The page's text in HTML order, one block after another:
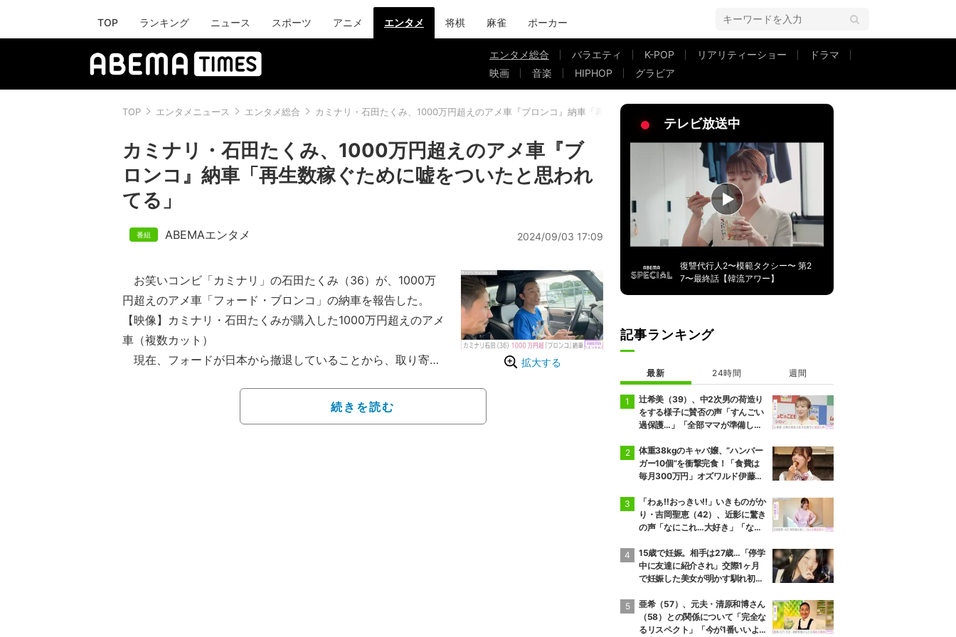
TOP ランキング ニュース スポーツ アニメ エンタメ 将棋 麻雀 ポーカー
エンタメ総合 バラエティ K-POP リアリティーショー
ドラマ
映画
音楽 HIPHOP グラビア
TOP エンタメニュース エンタメ総合 カミナリ・石田たくみ、1000万円超えのアメ車『ブロンコ』納車「再生数稼ぐために嘘をついたと思われてる」
カミナリ・石田たくみ、1000万円超えのアメ車『ブ
ロンコ』納車「再生数稼ぐために嘘をついたと思われ
てる」
ABEMAエンタメ 2024/09/03 17:09
拡大する
お笑いコンビ「カミナリ」の石田たくみ（36）が、1000万
円超えのアメ車「フォード・ブロンコ」の納車を報告した。
【映像】カミナリ・石田たくみが購入した1000万円超えのアメ
車（複数カット）
現在、フォードが日本から撤退していることから、取り寄せ
のYouTubeチャンネルに公開した動画で、取り寄せ販売してい
るお店に行き、約1000万円するブロンコを即決購入していた。
続きを読む
テレビ放送中
復讐代行人2〜模範タクシー〜 第2
7〜最終話【韓流アワー】
記事ランキング
最新 24時間 週間
辻希美（39）、中2次男の荷造り
をする様子に賛否の声「すんごい
過保護…」「全部ママが準備して
体重38kgのキャバ嬢、“ハンバー
ガー10個”を衝撃完食！「食費は
毎月300万円」オズワルド伊藤も
「わぁ!!おっきい!!」いきものがか
り・吉岡聖恵（42）、近影に驚き
の声「なにこれ…大好き」「なん
15歳で妊娠。相手は27歳…「停学
中に友達に紹介され」交際1ヶ月
で妊娠した美女が明かす馴れ初め
絶句
亜希（57）、元夫・清原和博さん
（58）との関係について「完全な
るリスペクト」「今が1番いいよ